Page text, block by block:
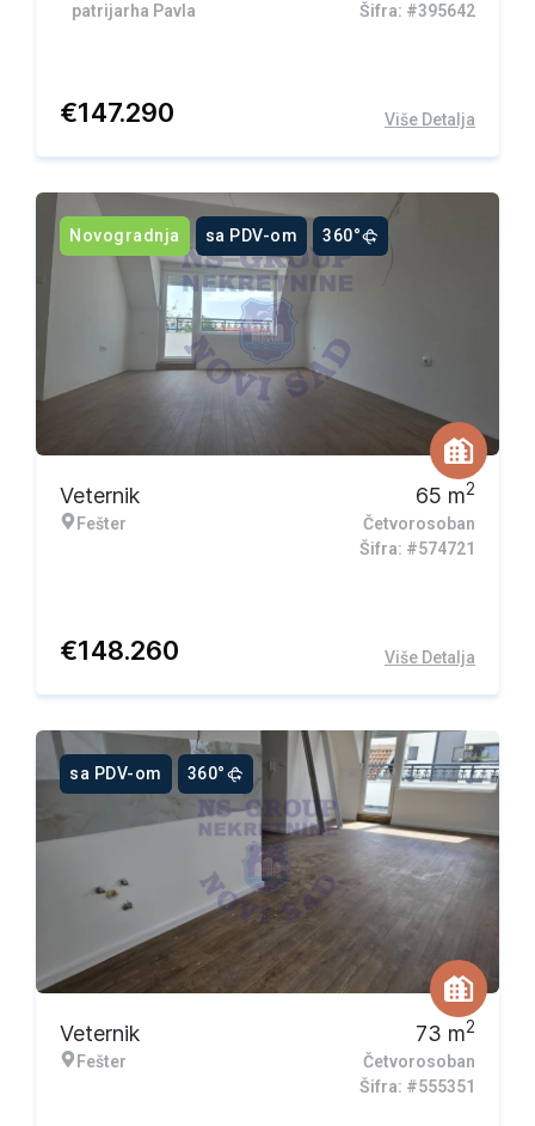
patrijarha Pavla
Šifra: #395642
€147.290 Više Detalja
Novogradnja sa PDV-om 360°
Veternik
Fešter
65 m2
Četvorosoban
Šifra: #574721
€148.260 Više Detalja
sa PDV-om 360°
Ekskluzivna ponuda
Veternik
Fešter
73 m2
Četvorosoban
Šifra: #555351